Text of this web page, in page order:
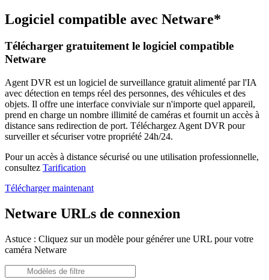
Logiciel compatible avec Netware*
Télécharger gratuitement le logiciel compatible
Netware
Agent DVR est un logiciel de surveillance gratuit alimenté par l'IA
avec détection en temps réel des personnes, des véhicules et des
objets. Il offre une interface conviviale sur n'importe quel appareil,
prend en charge un nombre illimité de caméras et fournit un accès à
distance sans redirection de port. Téléchargez Agent DVR pour
surveiller et sécuriser votre propriété 24h/24.
Pour un accès à distance sécurisé ou une utilisation professionnelle,
consultez Tarification
Télécharger maintenant
Netware URLs de connexion
Astuce : Cliquez sur un modèle pour générer une URL pour votre
caméra Netware